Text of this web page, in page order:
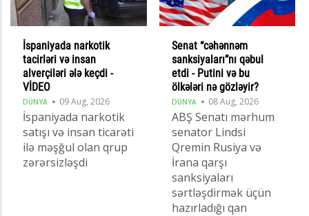
İspaniyada narkotik
tacirləri və insan
alverçiləri ələ keçdi -
VİDEO
DÜNYA 09 Aug, 2026
İspaniyada narkotik
satışı və insan ticarəti
ilə məşğul olan qrup
zərərsizləşdi
Senat “cəhənnəm
sanksiyaları”nı qəbul
etdi - Putini və bu
ölkələri nə gözləyir?
DÜNYA 08 Aug, 2026
ABŞ Senatı mərhum
senator Lindsi
Qremin Rusiya və
İrana qarşı
sanksiyaları
sərtləşdirmək üçün
hazırladığı qan